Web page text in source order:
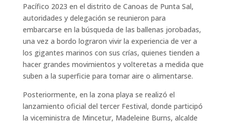
Pacífico 2023 en el distrito de Canoas de Punta Sal,
autoridades y delegación se reunieron para
embarcarse en la búsqueda de las ballenas jorobadas,
una vez a bordo lograron vivir la experiencia de ver a
los gigantes marinos con sus crías, quienes tienden a
hacer grandes movimientos y volteretas a medida que
suben a la superficie para tomar aire o alimentarse.
Posteriormente, en la zona playa se realizó el
lanzamiento oficial del tercer Festival, donde participó
la viceministra de Mincetur, Madeleine Burns, alcalde